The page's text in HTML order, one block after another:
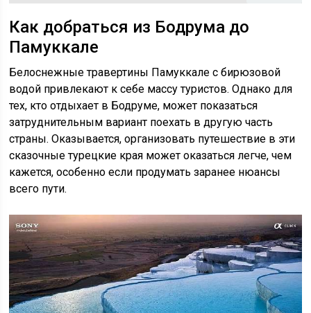
Как добраться из Бодрума до
Памуккале
Белоснежные травертины Памуккале с бирюзовой
водой привлекают к себе массу туристов. Однако для
тех, кто отдыхает в Бодруме, может показаться
затруднительным вариант поехать в другую часть
страны. Оказывается, организовать путешествие в эти
сказочные турецкие края может оказаться легче, чем
кажется, особенно если продумать заранее нюансы
всего пути.